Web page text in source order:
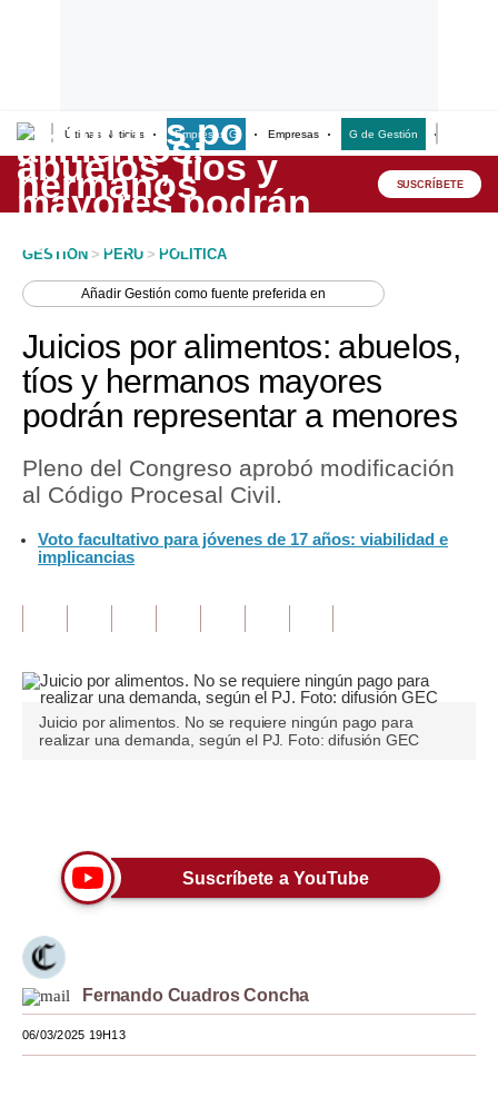
Últimas Noticias Empresas G Empresas G de Gestión
Lo último
Peru Quiosco
Economía
Mercados
Política
Tu Dinero
Inmobiliarias
Plus G
Opinión
Tendencias
Lujo
Viajes
Moda
SUSCRÍBETE
GESTION > PERU > POLITICA
AñadirGestión como fuente preferida en
Juicios por alimentos: abuelos,
tíos y hermanos mayores
podrán representar a menores
Pleno del Congreso aprobó modificación
al Código Procesal Civil.
Voto facultativo para jóvenes de 17 años: viabilidad e
implicancias
Juicio por alimentos. No se requiere ningún pago para
realizar una demanda, según el PJ. Foto: difusión GEC
Suscríbete a YouTube
Fernando Cuadros Concha
06/03/2025 19H13